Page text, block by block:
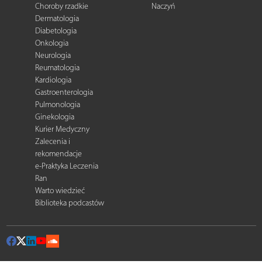
Choroby rzadkie
Dermatologia
Diabetologia
Onkologia
Neurologia
Reumatologia
Kardiologia
Gastroenterologia
Pulmonologia
Ginekologia
Kurier Medyczny
Zalecenia i
rekomendacje
e-Praktyka Leczenia
Ran
Warto wiedzieć
Biblioteka podcastów
Naczyń